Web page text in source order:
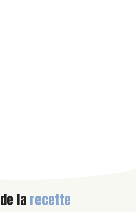
de la recette